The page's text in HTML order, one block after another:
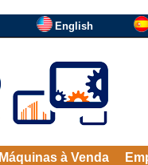
English
Máquinas à Venda